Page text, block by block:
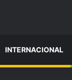
INTERNACIONAL